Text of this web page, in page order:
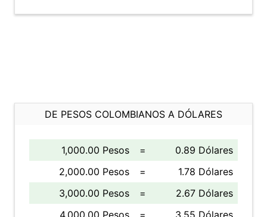
DE PESOS COLOMBIANOS A DÓLARES
1,000.00 Pesos =
0.89 Dólares
2,000.00 Pesos
=
1.78 Dólares
3,000.00 Pesos
=
2.67 Dólares
4,000.00 Pesos
=
3.55 Dólares